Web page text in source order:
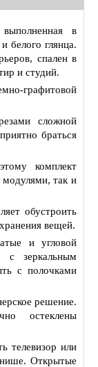
в
белого глянца.
спален в
и студий.
графитовой
сложной
браться
комплект
так и
обустроить
вещей.
и угловой
зеркальным
с полочками
решение.
остеклены
телевизор или
нише. Открытые